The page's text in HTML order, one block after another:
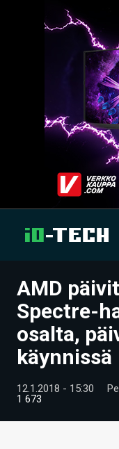
UUTISET
ARTIKKELIT
VIDEOT
TECHBBS
AMD
Spectre-
osalta,
käynnissä
12.1.2018 - 15:30
1 673